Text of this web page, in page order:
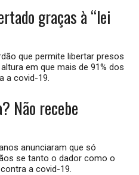
graças à “lei
que permite libertar presos
em que mais de 91% dos
a covid-19.
Não recebe
anunciaram que só
se tanto o dador como o
a covid-19.